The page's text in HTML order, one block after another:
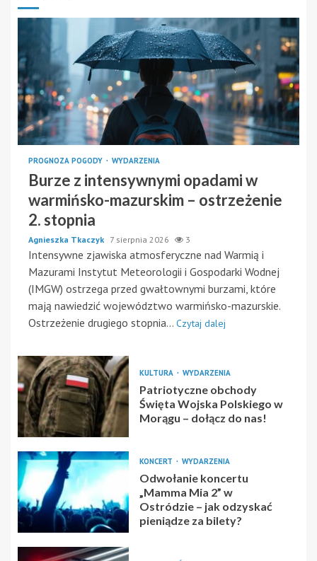
PROGNOZA POGODY WYDARZENIA
Burze z intensywnymi opadami w
warmińsko-mazurskim – ostrzeżenie
2. stopnia
Agnieszka Tkaczyk 7 sierpnia 2026 3
Intensywne zjawiska atmosferyczne nad Warmią i
Mazurami Instytut Meteorologii i Gospodarki Wodnej
(IMGW) ostrzega przed gwałtownymi burzami, które
mają nawiedzić województwo warmińsko-mazurskie.
Ostrzeżenie drugiego stopnia... Czytaj dalej
KULTURA WYDARZENIA
Patriotyczne obchody
Święta Wojska Polskiego w
Morągu – dołącz do nas!
KONCERT WYDARZENIA
Odwołanie koncertu
„Mamma Mia 2” w
Ostródzie – jak odzyskać
pieniądze za bilety?